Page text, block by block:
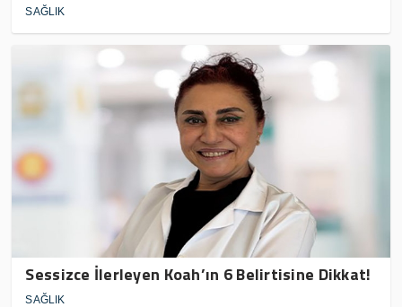
SAĞLIK
Sessizce İlerleyen Koah’ın 6 Belirtisine Dikkat!
SAĞLIK